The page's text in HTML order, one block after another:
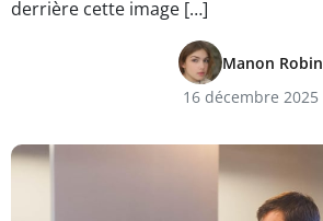
derrière cette image […]
Manon Robin
16 décembre 2025